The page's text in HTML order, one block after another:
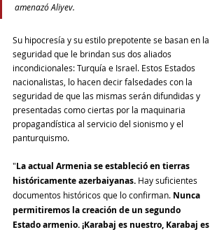
amenazó Aliyev.
Su hipocresía y su estilo prepotente se basan en la
seguridad que le brindan sus dos aliados
incondicionales: Turquía e Israel. Estos Estados
nacionalistas, lo hacen decir falsedades con la
seguridad de que las mismas serán difundidas y
presentadas como ciertas por la maquinaria
propagandística al servicio del sionismo y el
panturquismo.
"La actual Armenia se estableció en tierras
históricamente azerbaiyanas. Hay suficientes
documentos históricos que lo confirman. Nunca
permitiremos la creación de un segundo
Estado armenio. ¡Karabaj es nuestro, Karabaj es